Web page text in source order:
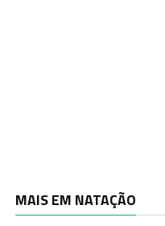
MAIS EM NATAÇÃO